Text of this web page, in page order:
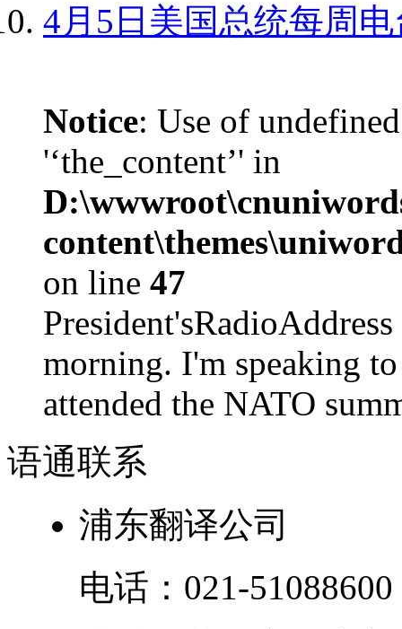
4月5日美国总统每周
Notice: Use of
'‘the_content’' in
on line 47
morning. I'm speaking
attended the NATO
语通联系
浦东翻译公司
电话： 021-51088600